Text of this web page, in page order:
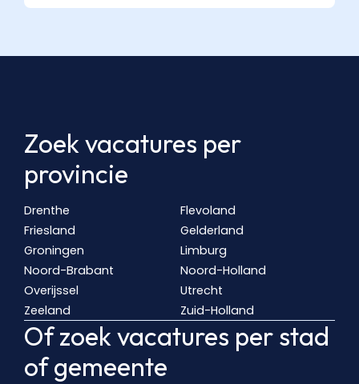
Zoek vacatures per
provincie
Drenthe
Flevoland
Friesland
Gelderland
Groningen
Limburg
Noord-Brabant
Noord-Holland
Overijssel
Utrecht
Zeeland
Zuid-Holland
Of zoek vacatures per stad
of gemeente